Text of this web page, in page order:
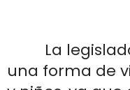
La
una forma de